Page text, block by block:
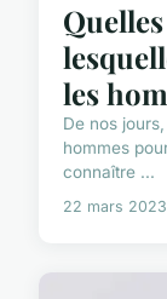
les
De nos
hommes
connaître ...
22 mars